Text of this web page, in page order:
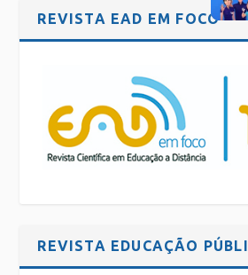
REVISTA EAD EM FOCO
REVISTA EDUCAÇÃO